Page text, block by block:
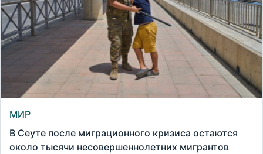
МИР
В Сеуте после миграционного кризиса остаются
около тысячи несовершеннолетних мигрантов